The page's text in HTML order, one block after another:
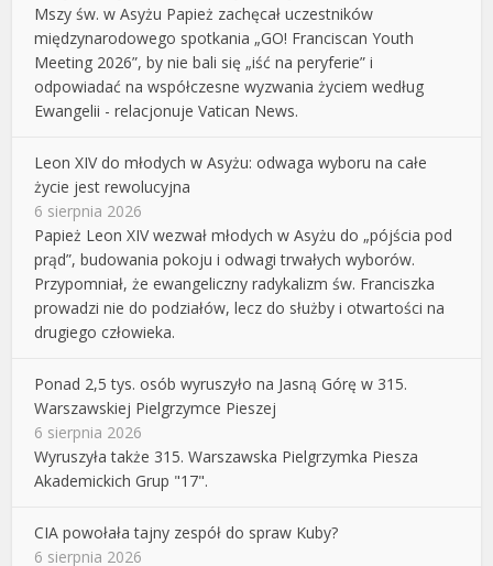
Mszy św. w Asyżu Papież zachęcał uczestników
międzynarodowego spotkania „GO! Franciscan Youth
Meeting 2026”, by nie bali się „iść na peryferie” i
odpowiadać na współczesne wyzwania życiem według
Ewangelii - relacjonuje Vatican News.
Leon XIV do młodych w Asyżu: odwaga wyboru na całe
życie jest rewolucyjna
6 sierpnia 2026
Papież Leon XIV wezwał młodych w Asyżu do „pójścia pod
prąd”, budowania pokoju i odwagi trwałych wyborów.
Przypomniał, że ewangeliczny radykalizm św. Franciszka
prowadzi nie do podziałów, lecz do służby i otwartości na
drugiego człowieka.
Ponad 2,5 tys. osób wyruszyło na Jasną Górę w 315.
Warszawskiej Pielgrzymce Pieszej
6 sierpnia 2026
Wyruszyła także 315. Warszawska Pielgrzymka Piesza
Akademickich Grup "17".
CIA powołała tajny zespół do spraw Kuby?
6 sierpnia 2026